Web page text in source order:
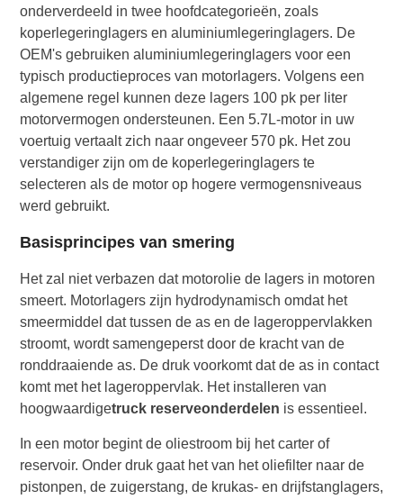
onderverdeeld in twee hoofdcategorieën, zoals
koperlegeringlagers en aluminiumlegeringlagers. De
OEM's gebruiken aluminiumlegeringlagers voor een
typisch productieproces van motorlagers. Volgens een
algemene regel kunnen deze lagers 100 pk per liter
motorvermogen ondersteunen. Een 5.7L-motor in uw
voertuig vertaalt zich naar ongeveer 570 pk. Het zou
verstandiger zijn om de koperlegeringlagers te
selecteren als de motor op hogere vermogensniveaus
werd gebruikt.
Basisprincipes van smering
Het zal niet verbazen dat motorolie de lagers in motoren
smeert. Motorlagers zijn hydrodynamisch omdat het
smeermiddel dat tussen de as en de lageroppervlakken
stroomt, wordt samengeperst door de kracht van de
ronddraaiende as. De druk voorkomt dat de as in contact
komt met het lageroppervlak. Het installeren van
hoogwaardigetruck reserveonderdelen is essentieel.
In een motor begint de oliestroom bij het carter of
reservoir. Onder druk gaat het van het oliefilter naar de
pistonpen, de zuigerstang, de krukas- en drijfstanglagers,